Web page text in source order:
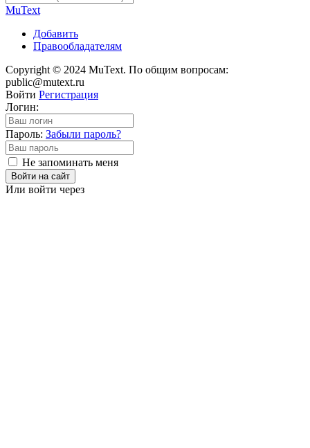
MuText
Добавить
Правообладателям
Copyright © 2024 MuText. По общим вопросам:
public@mutext.ru
Войти Регистрация
Логин:
Пароль: Забыли пароль?
Не запоминать меня
Войти на сайт
Или войти через